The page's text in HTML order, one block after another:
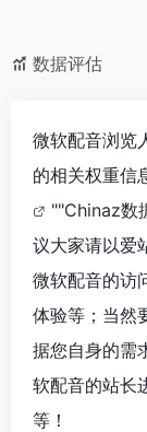
数据评估
微软配音浏览
的相关权重信
""Chinaz数
议大家请以爱
微软配音的访
体验等；当然
据您自身的需
软配音的站长
等！